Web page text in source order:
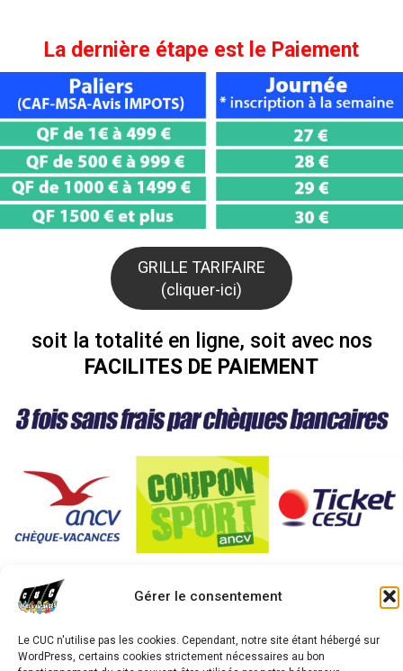
Gérer le consentement
Le CUC n'utilise pas les cookies. Cependant, notre site étant hébergé sur
WordPress, certains cookies strictement nécessaires au bon
La dernière étape est le Paiement
GRILLE TARIFAIRE
(cliquer-ici)
soit la totalité en ligne, soit avec nos
FACILITES DE PAIEMENT
STAGE E-SPORT + MULTISPORTS 9-14 ans